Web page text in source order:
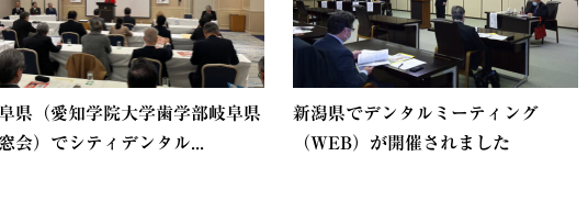
県（愛知学院大学歯学部岐阜県
会）でシティデンタル...
新潟県でデンタルミーティング
（WEB）が開催されました